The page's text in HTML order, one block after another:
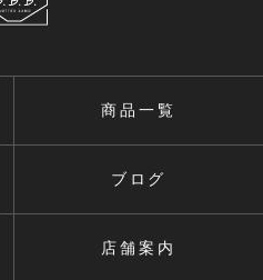
商品一覧
ブログ
店舗案内